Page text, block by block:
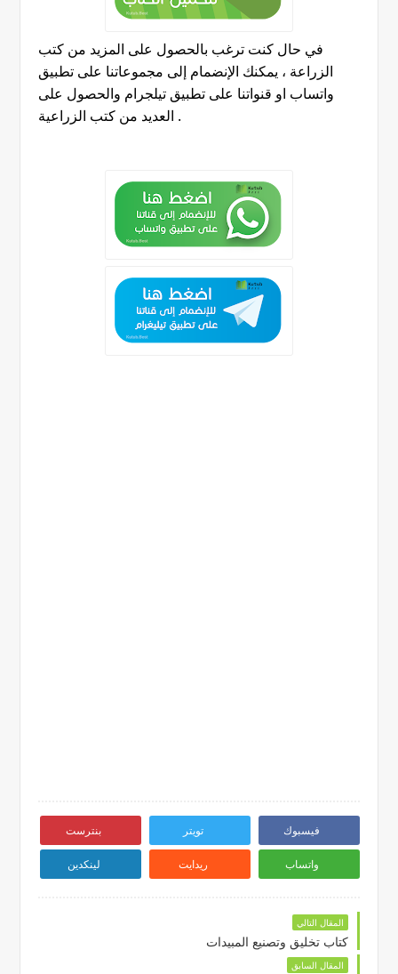
في حال كنت ترغب بالحصول على المزيد من كتب
الزراعة ، يمكنك الإنضمام إلى مجموعاتنا على تطبيق
واتساب او قنواتنا على تطبيق تيلجرام والحصول على
.
فيسبوك تويتر بنترست
واتساب ريدايت لينكدين
المقال التالي
كتاب تخليق وتصنيع المبيدات
المقال السابق